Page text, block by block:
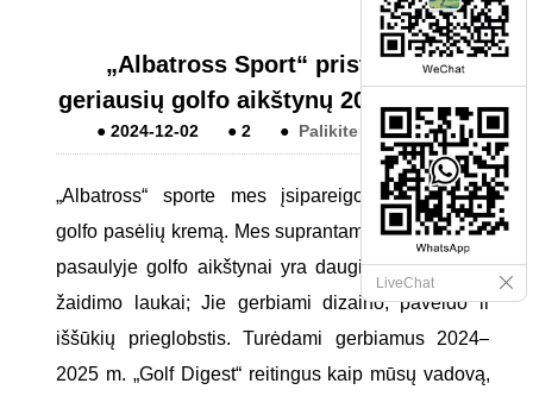
„Albatross Sport“ pristato: 10
geriausių golfo aikštynų 2024–2025 m.
●2024-12-02 ●2 ● Palikite man žinutę
„Albatross“ sporte mes įsipareigojome pagerbti
golfo pasėlių kremą. Mes suprantame, kad geriausi
pasaulyje golfo aikštynai yra daugiau nei vien tik
žaidimo laukai; Jie gerbiami dizaino, paveldo ir
iššūkių prieglobstis. Turėdami gerbiamus 2024–
2025 m. „Golf Digest“ reitingus kaip mūsų vadovą,
LiveChat